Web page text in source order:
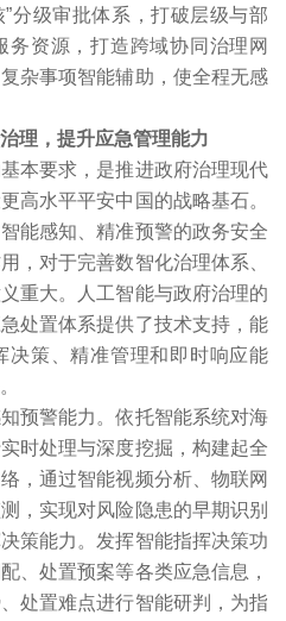
分级审批体系，打破层级与部
务资源，打造跨域协同治理网
杂事项智能辅助，使全程无感
理，提升应急管理能力
要求，是推进政府治理现代
高水平平安中国的战略基石。
能感知、精准预警的政务安全
，对于完善数智化治理体系、
重大。人工智能与政府治理的
处置体系提供了技术支持，能
决策、精准管理和即时响应能
警能力。依托智能系统对海
时处理与深度挖掘，构建起全
，通过智能视频分析、物联网
，实现对风险隐患的早期识别
策能力。发挥智能指挥决策功
、处置预案等各类应急信息，
处置难点进行智能研判，为指